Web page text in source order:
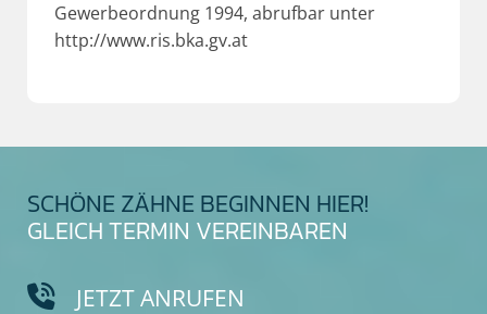
Gewerbeordnung 1994, abrufbar unter
http://www.ris.bka.gv.at
SCHÖNE ZÄHNE BEGINNEN HIER!
GLEICH TERMIN VEREINBAREN
JETZT ANRUFEN